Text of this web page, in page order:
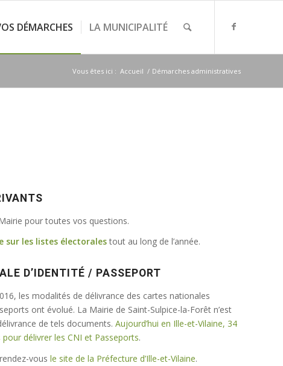
DÉMARCHES LA MUNICIPALITÉ
Vous êtes ici : Accueil / Démarches administratives
pour toutes vos questions.
sur les listes électoralestout au long de l’année.
D’IDENTITÉ / PASSEPORT
les modalités de délivrance des cartes nationales
ont évolué. La Mairie de Saint-Sulpice-la-Forêt n’est
de tels documents.Aujourd’hui en Ille-et-Vilaine, 34
délivrer les CNI et Passeports.
vousle site de la Préfecture d’Ille-et-Vilaine.